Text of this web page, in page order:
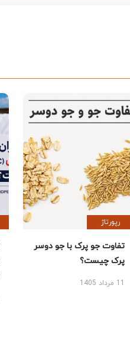
رپورتاژ
تفاوت جو پرک با جو دوسر
پرک چیست؟
11 مرداد 1405